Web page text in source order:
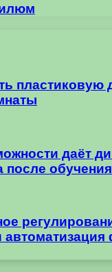
пластиковую
даёт
после обучения
автоматизация